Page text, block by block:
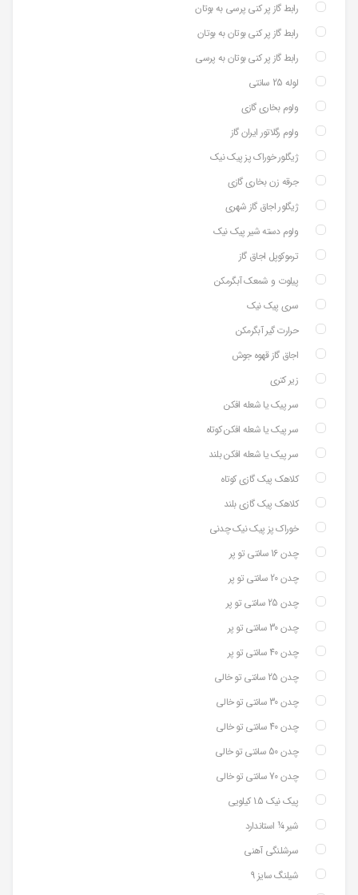
رابط گاز پر کنی پرسی به بوتان
رابط گاز پر کنی بوتان به بوتان
رابط گاز پر کنی بوتان به پرسی
لوله 25 سانتی
ولوم بخاری گازی
ولوم رگلاتور ایران گاز
ژیگلور خوراک پز پیک نیک
جرقه زن بخاری گازی
ژیگلور اجاق گاز شهری
ولوم دسته شیر پیک نیک
ترموکوپل اجاق گاز
پیلوت و شمعک آبگرمکن
سری پیک نیک
حرارت گیر آبگرمکن
اجاق گاز قهوه جوش
زیر کتری
سر پیک یا شعله افکن
سر پیک یا شعله افکن کوتاه
سر پیک یا شعله افکن بلند
کلاهک پیک گازی کوتاه
کلاهک پیک گازی بلند
خوراک پز پیک نیک چدنی
چدن 16 سانتی تو پر
چدن 20 سانتی تو پر
چدن 25 سانتی تو پر
چدن 30 سانتی تو پر
چدن 40 سانتی تو پر
چدن 25 سانتی تو خالی
چدن 30 سانتی تو خالی
چدن 40 سانتی تو خالی
چدن 50 سانتی تو خالی
چدن 70 سانتی تو خالی
پیک نیک 1.5 کیلویی
شیر ¼ استاندارد
سرشلنگی آهنی
شیلنگ سایز 9